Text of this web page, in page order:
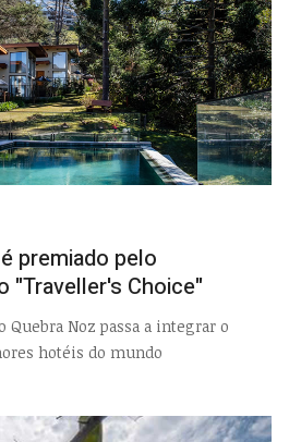
premiado pelo
"Traveller's Choice"
Noz passa a integrar o
hotéis do mundo